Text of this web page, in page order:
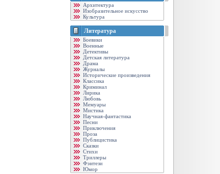
Архитектура
Изобразительное искусство
Культура
Литература
Боевики
Военные
Детективы
Детская литература
Драма
Журналы
Исторические произведения
Классика
Криминал
Лирика
Любовь
Мемуары
Мистика
Научная-фантастика
Песни
Приключения
Проза
Публицистика
Сказки
Стихи
Триллеры
Фэнтези
Юмор